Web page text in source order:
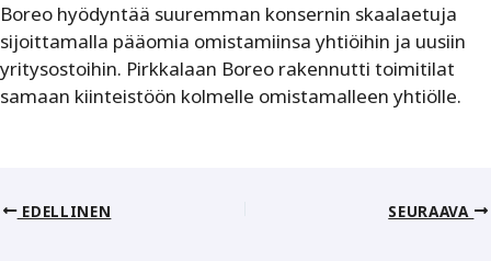
Boreo hyödyntää suuremman konsernin skaalaetuja
sijoittamalla pääomia omistamiinsa yhtiöihin ja uusiin
yritysostoihin. Pirkkalaan Boreo rakennutti toimitilat
samaan kiinteistöön kolmelle omistamalleen yhtiölle.
EDELLINEN SEURAAVA